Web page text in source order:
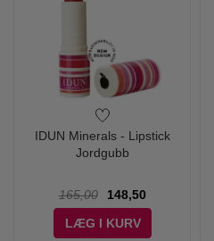
IDUN Minerals - Lipstick
Jordgubb
165,00
148,50
LÆG I KURV